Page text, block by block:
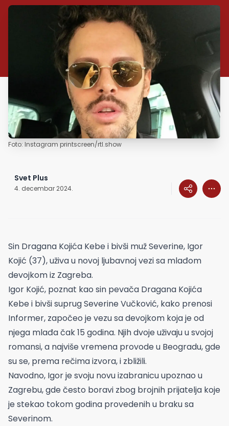
Foto: Instagram printscreen/rtl.show
Svet Plus
4. decembar 2024.
Sin Dragana Kojića Kebe i bivši muž Severine, Igor
Kojić (37), uživa u novoj ljubavnoj vezi sa mlađom
devojkom iz Zagreba.
Igor Kojić, poznat kao sin pevača Dragana Kojića
Kebe i bivši suprug Severine Vučković, kako prenosi
Informer, započeo je vezu sa devojkom koja je od
njega mlađa čak 15 godina. Njih dvoje uživaju u svojoj
romansi, a najviše vremena provode u Beogradu, gde
su se, prema rečima izvora, i zbližili.
Navodno, Igor je svoju novu izabranicu upoznao u
Zagrebu, gde često boravi zbog brojnih prijatelja koje
je stekao tokom godina provedenih u braku sa
Severinom.